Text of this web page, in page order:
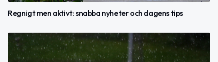
Regnigt men aktivt: snabba nyheter och dagens tips